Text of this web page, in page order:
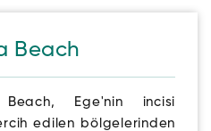
Beach
Ege'nin incisi
edilen bölgelerinden